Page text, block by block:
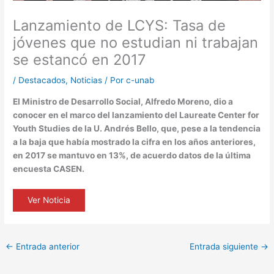
Lanzamiento de LCYS: Tasa de
jóvenes que no estudian ni trabajan
se estancó en 2017
/ Destacados, Noticias / Porc-unab
El Ministro de Desarrollo Social, Alfredo Moreno, dio a
conocer en el marco del lanzamiento del Laureate Center for
Youth Studies de la U. Andrés Bello, que, pese a la tendencia
a la baja que había mostrado la cifra en los años anteriores,
en 2017 se mantuvo en 13%, de acuerdo datos de la última
encuesta CASEN.
Ver Noticia
← Entrada anterior Entrada siguiente →